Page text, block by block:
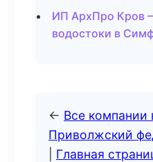
ИП АрхПро Кров
водостоки в
← Все компании
Приволжский
Главная